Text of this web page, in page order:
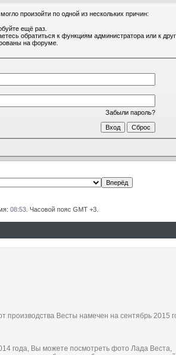
произойти по одной из нескольких причин:
ещё раз.
обратиться к функциям администратора или к
на форуме.
Забыли пароль?
08:53 . Часовой пояс GMT +3.
Весты намечен на сентябрь 2015
года, Вы можете посмотреть фото Лада Веста,